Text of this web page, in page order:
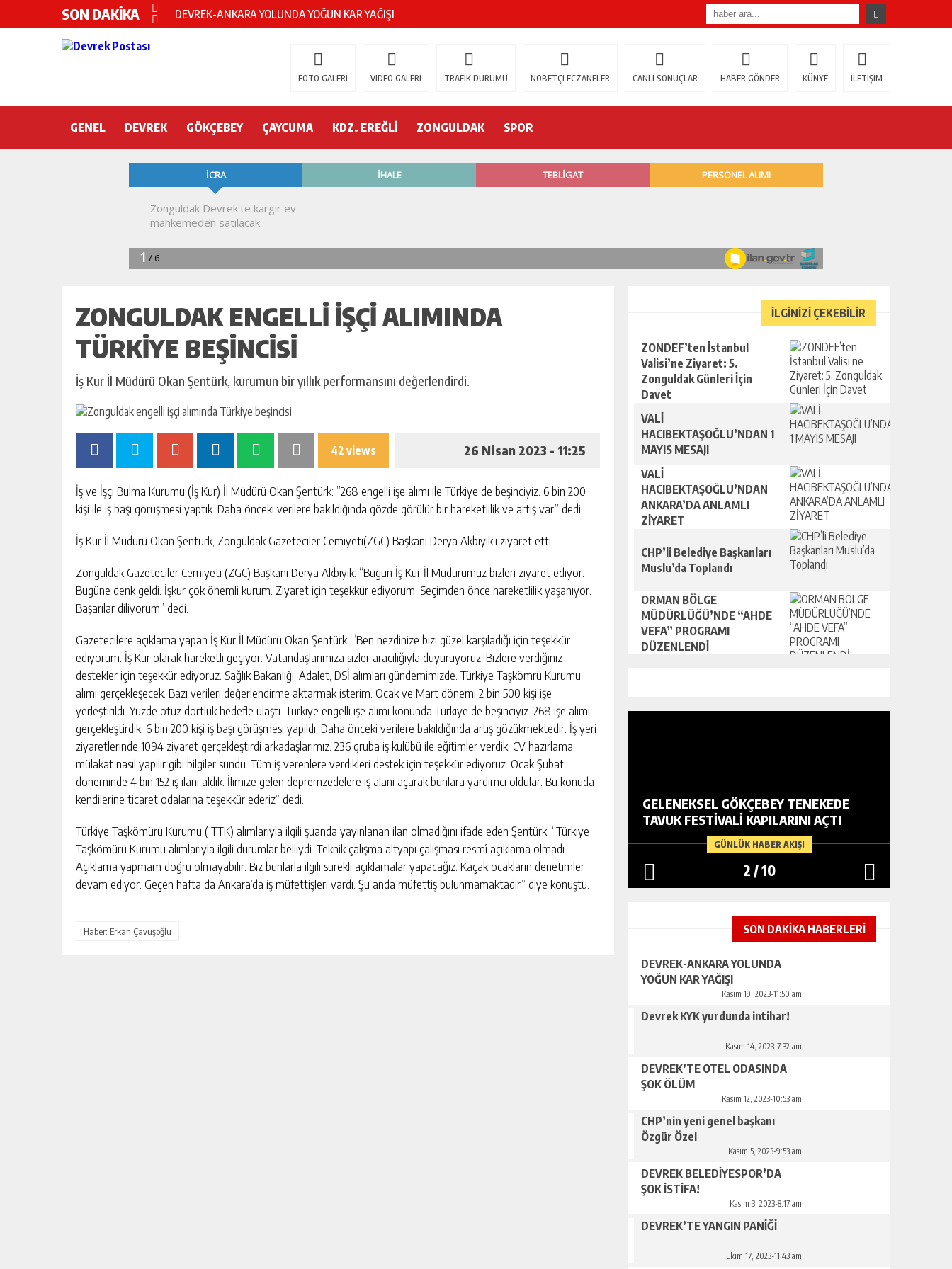
SON DAKİKA
Devrek KYK yurdunda intihar!
CHP’nin yeni genel başkanı Özgür Özel
DEVREK’TE YANGIN PANİĞİ
Devrek Engelsiz Yaşam Merkezi’nde neler oluyor?
DEVREK ÇATAKLI’YA TEŞEKKÜR ETTİ
FOTO GALERİ VIDEO GALERİ TRAFİK DURUMU NÖBETÇİ ECZANELER CANLI SONUÇLAR HABER GÖNDER KÜNYE İLETİŞİM
GENEL DEVREK GÖKÇEBEY ÇAYCUMA KDZ. EREĞLİ ZONGULDAK SPOR
ZONGULDAK ENGELLI IŞÇI ALIMINDA
TÜRKIYE BEŞINCISI
İş Kur İl Müdürü Okan Şentürk, kurumun bir yıllık performansını değerlendirdi.
42 views 26 Nisan 2023 - 11:25
İş ve İşçi Bulma Kurumu (İş Kur) İl Müdürü Okan Şentürk: ”268 engelli işe alımı ile Türkiye de beşinciyiz. 6 bin 200
kişi ile iş başı görüşmesi yaptık. Daha önceki verilere bakıldığında gözde görülür bir hareketlilik ve artış var’’ dedi.
İş Kur İl Müdürü Okan Şentürk, Zonguldak Gazeteciler Cemiyeti(ZGC) Başkanı Derya Akbıyık’ı ziyaret etti.
Zonguldak Gazeteciler Cemiyeti (ZGC) Başkanı Derya Akbıyık: “Bugün İş Kur İl Müdürümüz bizleri ziyaret ediyor.
Bugüne denk geldi. İşkur çok önemli kurum. Ziyaret için teşekkür ediyorum. Seçimden önce hareketlilik yaşanıyor.
Başarılar diliyorum” dedi.
Gazetecilere açıklama yapan İş Kur İl Müdürü Okan Şentürk: “Ben nezdinize bizi güzel karşıladığı için teşekkür
ediyorum. İş Kur olarak hareketli geçiyor. Vatandaşlarımıza sizler aracılığıyla duyuruyoruz. Bizlere verdiğiniz
destekler için teşekkür ediyoruz. Sağlık Bakanlığı, Adalet, DSİ alımları gündemimizde. Türkiye Taşkömrü Kurumu
alımı gerçekleşecek. Bazı verileri değerlendirme aktarmak isterim. Ocak ve Mart dönemi 2 bin 500 kişi işe
yerleştirildi. Yüzde otuz dörtlük hedefle ulaştı. Türkiye engelli işe alımı konunda Türkiye de beşinciyiz. 268 işe alımı
gerçekleştirdik. 6 bin 200 kişi iş başı görüşmesi yapıldı. Daha önceki verilere bakıldığında artış gözükmektedir. İş yeri
ziyaretlerinde 1094 ziyaret gerçekleştirdi arkadaşlarımız. 236 gruba iş kulübü ile eğitimler verdik. CV hazırlama,
mülakat nasıl yapılır gibi bilgiler sundu. Tüm iş verenlere verdikleri destek için teşekkür ediyoruz. Ocak Şubat
döneminde 4 bin 152 iş ilanı aldık. İlimize gelen depremzedelere iş alanı açarak bunlara yardımcı oldular. Bu konuda
kendilerine ticaret odalarına teşekkür ederiz” dedi.
Türkiye Taşkömürü Kurumu ( TTK) alımlarıyla ilgili şuanda yayınlanan ilan olmadığını ifade eden Şentürk, “Türkiye
Taşkömürü Kurumu alımlarıyla ilgili durumlar belliydi. Teknik çalışma altyapı çalışması resmî açıklama olmadı.
Açıklama yapmam doğru olmayabilir. Biz bunlarla ilgili sürekli açıklamalar yapacağız. Kaçak ocakların denetimler
devam ediyor. Geçen hafta da Ankara’da iş müfettişleri vardı. Şu anda müfettiş bulunmamaktadır” diye konuştu.
Haber: Erkan Çavuşoğlu
İLGİNİZİ ÇEKEBİLİR
ZONDEF’ten İstanbul
Valisi’ne Ziyaret: 5.
Zonguldak Günleri İçin
Davet
VALİ
HACIBEKTAŞOĞLU’NDAN 1
MAYIS MESAJI
VALİ
HACIBEKTAŞOĞLU’NDAN
ANKARA’DA ANLAMLI
ZİYARET
CHP’li Belediye Başkanları
Muslu’da Toplandı
ORMAN BÖLGE
MÜDÜRLÜĞÜ’NDE “AHDE
VEFA” PROGRAMI
DÜZENLENDİ
GÜNLÜK HABER AKIŞI
DEVREK’TE SAĞLIK HIZMETLERI
GÜNLÜK HABER AKIŞI
GELDİ
GÜNLÜK HABER AKIŞI
GELENEKSEL GÖKÇEBEY TENEKEDE
TAVUK FESTIVALI KAPILARINI AÇTI
2 /10
SON DAKİKA HABERLERİ
DEVREK-ANKARA YOLUNDA
YOĞUN KAR YAĞIŞI
Kasım 19, 2023-11:50 am
Devrek KYK yurdunda intihar!
Kasım 14, 2023-7:32 am
DEVREK’TE OTEL ODASINDA
ŞOK ÖLÜM
Kasım 12, 2023-10:53 am
CHP’nin yeni genel başkanı
Özgür Özel
Kasım 5, 2023-9:53 am
DEVREK BELEDİYESPOR’DA
ŞOK İSTİFA!
Kasım 3, 2023-8:17 am
DEVREK’TE YANGIN PANİĞİ
Ekim 17, 2023-11:43 am